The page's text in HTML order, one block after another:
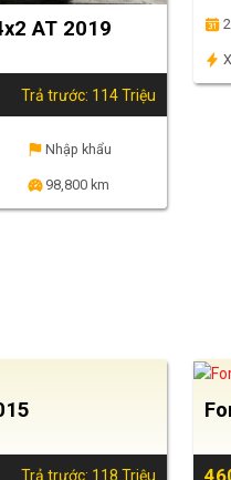
AT 2019
Trả trước: 114 Triệu
Nhập khẩu
98,800 km
Trả trước: 118 Triệu